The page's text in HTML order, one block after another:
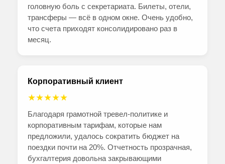
головную боль с секретариата. Билеты, отели,
трансферы — всё в одном окне. Очень удобно,
что счета приходят консолидировано раз в
месяц.
Корпоративный клиент
★★★★★
Благодаря грамотной тревел-политике и
корпоративным тарифам, которые нам
предложили, удалось сократить бюджет на
поездки почти на 20%. Отчетность прозрачная,
бухгалтерия довольна закрывающими